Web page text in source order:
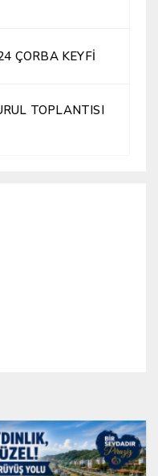
ÇORBA KEYFİ
TOPLANTISI